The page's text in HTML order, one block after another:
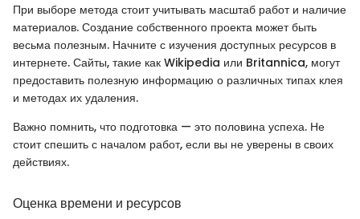
При выборе метода стоит учитывать масштаб работ и наличие
материалов. Создание собственного проекта может быть
весьма полезным. Начните с изучения доступных ресурсов в
интернете. Сайты, такие как Wikipedia или Britannica, могут
предоставить полезную информацию о различных типах клея
и методах их удаления.
Важно помнить, что подготовка — это половина успеха. Не
стоит спешить с началом работ, если вы не уверены в своих
действиях.
Оценка времени и ресурсов